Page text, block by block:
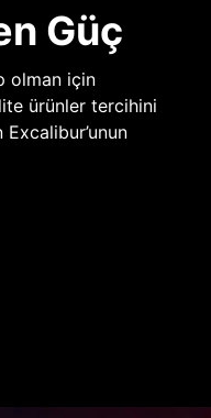
Güç
olman için
ürünler tercihini